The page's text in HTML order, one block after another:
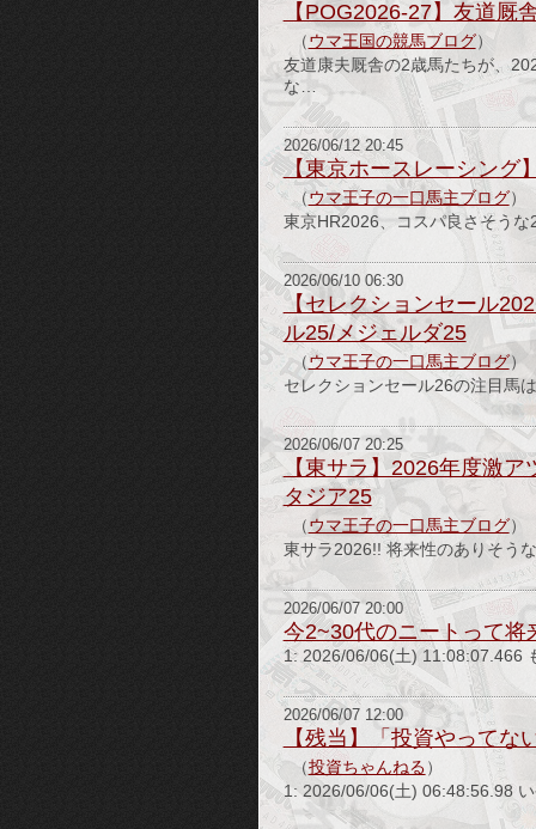
【POG2026-27】友道厩
（ウマ王国の競馬ブログ）
友道康夫厩舎の2歳馬たちが、
な…
2026/06/12 20:45
【東京ホースレーシング
（ウマ王子の一口馬主ブログ）
東京HR2026、コスパ良さそう
2026/06/10 06:30
【セレクションセール
ル25/メジェルダ25
（ウマ王子の一口馬主ブログ）
セレクションセール26の注目馬
2026/06/07 20:25
【東サラ】2026年度激
タジア25
（ウマ王子の一口馬主ブログ）
東サラ2026!! 将来性のありそう
2026/06/07 20:00
今2~30代のニートって将
1: 2026/06/06(土) 11:08:07.466
2026/06/07 12:00
【残当】「投資やって
（投資ちゃんねる）
1: 2026/06/06(土) 06:48:56.98